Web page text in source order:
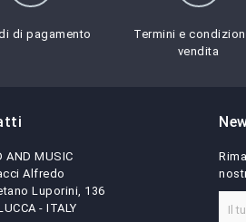
di pagamento
Termini e
vendita
AND MUSIC
Alfredo
Luporini, 136
- ITALY